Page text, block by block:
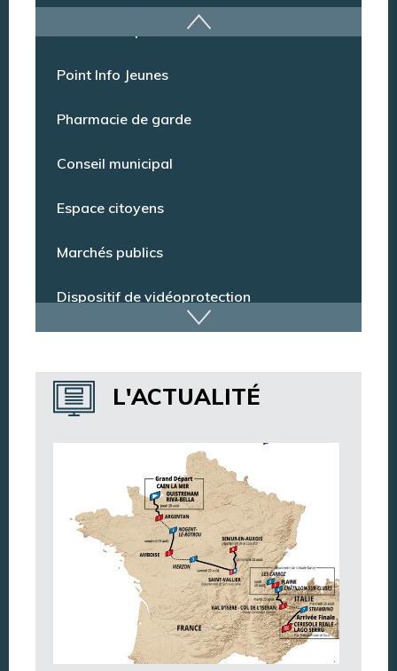
Dispositif de vidéoprotection
Annuaire des services
Annuaire des associations
Argentan Aujourd’hui
L'ACTUALITÉ